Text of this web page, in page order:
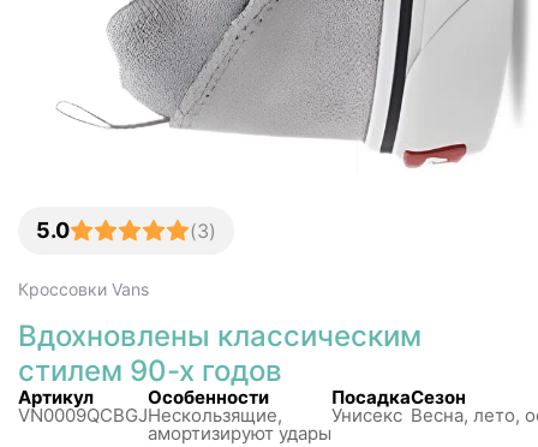
5.0 (3)
Кроссовки Vans
Вдохновлены классическим
стилем 90-х годов
Артикул
VN0009QCBGJ
Особенности
Нескользящиe,
амортизируют удары
Посадка
Унисекс
Сезон
Весна, лето,